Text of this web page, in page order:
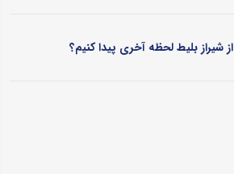
شیراز بلیط لحظه آخری پیدا کنیم؟